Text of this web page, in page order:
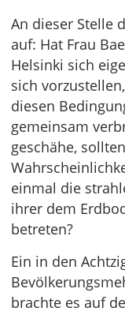
An dieser Stelle
auf: Hat Frau
Helsinki sich
sich
diesen
gemeinsam
geschähe,
einmal die
ihrer dem
betreten?
Ein in den
brachte es auf